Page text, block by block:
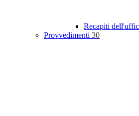
Recapiti
Provvedimenti 30